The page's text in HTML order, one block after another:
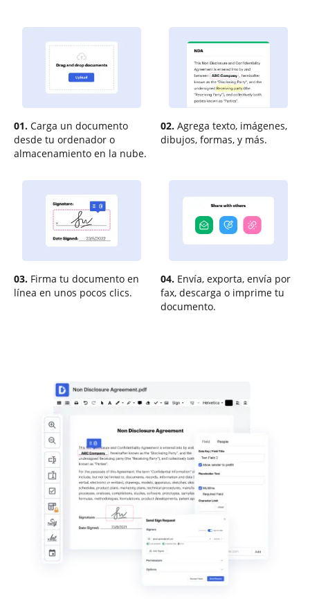
01. Carga un documento
desde tu ordenador o
almacenamiento en la nube.
02. Agrega texto, imágenes,
dibujos, formas, y más.
03. Firma tu documento en
línea en unos pocos clics.
04. Envía, exporta, envía por
fax, descarga o imprime tu
documento.